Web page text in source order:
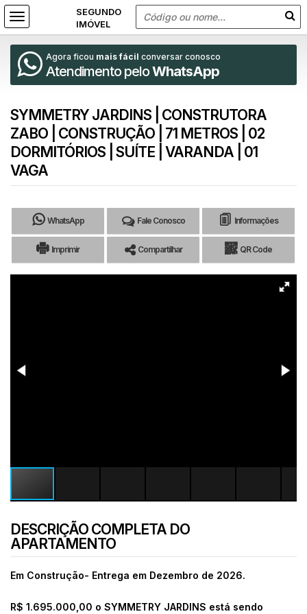
Agora ficou mais fácil conversar conosco
Atendimento peloWhatsApp
SYMMETRY JARDINS | CONSTRUTORA
ZABO | CONSTRUÇÃO | 71 METROS | 02
DORMITÓRIOS | SUÍTE | VARANDA | 01
VAGA
WhatsApp Fale Conosco Informações
Imprimir Compartilhar QR Code
DESCRIÇÃO COMPLETA DO
APARTAMENTO
Em Construção- Entrega em Dezembro de 2026.
R$ 1.695.000,00 o SYMMETRY JARDINS está sendo